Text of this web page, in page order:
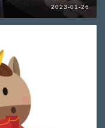
2023-01-26